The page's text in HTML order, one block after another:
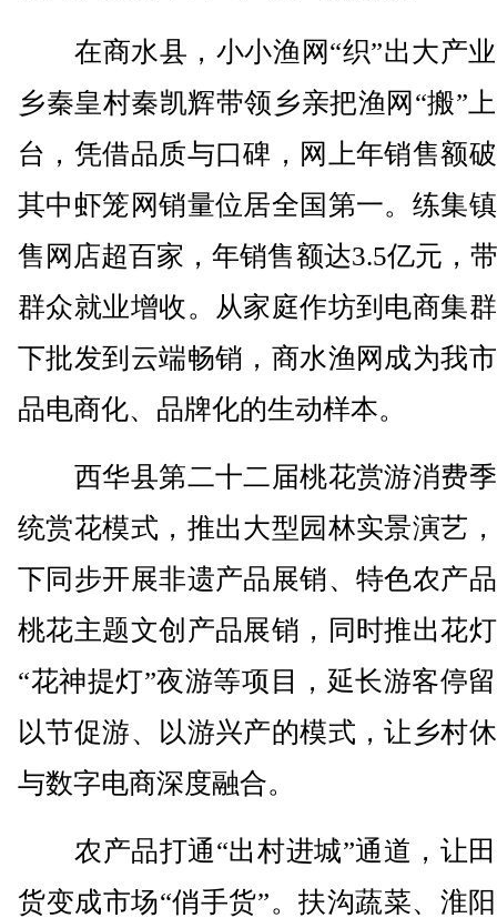
在商水县，小小渔网“织”出大产
乡秦皇村秦凯辉带领乡亲把渔网“搬”
台，凭借品质与口碑，网上年销售额
其中虾笼网销量位居全国第一。练集
售网店超百家，年销售额达3.5亿元，
群众就业增收。从家庭作坊到电商集
下批发到云端畅销，商水渔网成为我
品电商化、品牌化的生动样本。
西华县第二十二届桃花赏游消费
统赏花模式，推出大型园林实景演艺
下同步开展非遗产品展销、特色农产
桃花主题文创产品展销，同时推出花
“花神提灯”夜游等项目，延长游客停
以节促游、以游兴产的模式，让乡村
与数字电商深度融合。
农产品打通“出村进城”通道，让
货变成市场“俏手货”。扶沟蔬菜、淮